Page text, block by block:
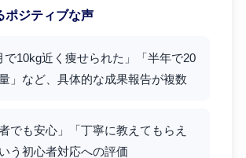
ポジティブな声
で10kg近く痩せられた」「半年で20
」など、具体的な成果報告が複数
者でも安心」「丁寧に教えてもらえ
う初心者対応への評価